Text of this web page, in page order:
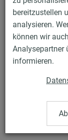
bereitzustellen
analysieren.
können wir
Analysepartner
informieren.
Produkte
Rohrschellen mit